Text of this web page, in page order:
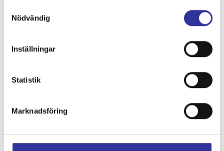
Nödvändig
Inställningar
Statistik
Marknadsföring